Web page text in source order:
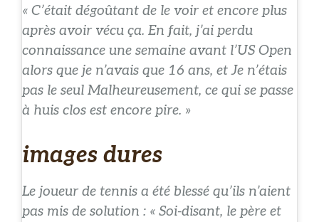
« C’était dégoûtant de le voir et encore plus
après avoir vécu ça. En fait, j’ai perdu
connaissance une semaine avant l’US Open
alors que je n’avais que 16 ans, et Je n’étais
pas le seul Malheureusement, ce qui se passe
à huis clos est encore pire. »
images dures
Le joueur de tennis a été blessé qu’ils n’aient
pas mis de solution : « Soi-disant, le père et